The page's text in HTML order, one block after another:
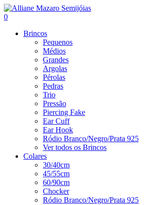
0
Brincos
Pequenos
Médios
Grandes
Argolas
Pérolas
Pedras
Trio
Pressão
Piercing Fake
Ear Cuff
Ear Hook
Ródio Branco/Negro/Prata 925
Ver todos os Brincos
Colares
30/40cm
45/55cm
60/90cm
Chocker
Ródio Branco/Negro/Prata 925